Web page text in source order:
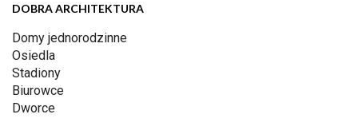
DOBRA ARCHITEKTURA
Domy jednorodzinne
Osiedla
Stadiony
Biurowce
Dworce